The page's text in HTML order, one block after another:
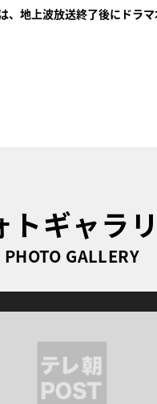
、地上波放送終了後にドラマ
トギャラ
PHOTO GALLERY